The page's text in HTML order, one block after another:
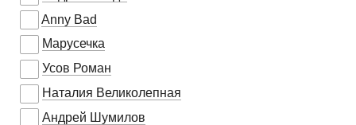
Anny Bad
Марусечка
Усов Роман
Наталия Великолепная
Андрей Шумилов